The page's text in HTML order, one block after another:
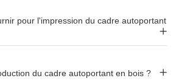
ou recto/verso
offre la possibilité d'uneimpression
pour l'impression du cadre autoportant
du cadre autoportant en bois ?